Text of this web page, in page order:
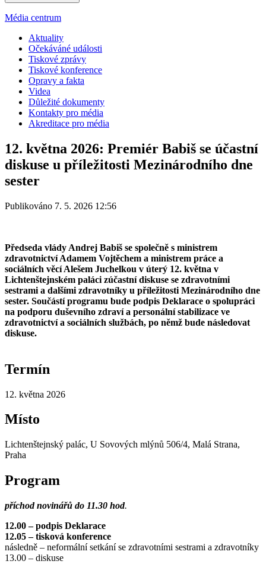
Média centrum
Aktuality
Očekáváné události
Tiskové zprávy
Tiskové konference
Opravy a fakta
Videa
Důležité dokumenty
Kontakty pro média
Akreditace pro média
12. května 2026: Premiér Babiš se účastní
diskuse u příležitosti Mezinárodního dne
sester
Publikováno 7. 5. 2026 12:56
Předseda vlády Andrej Babiš se společně s ministrem
zdravotnictví Adamem Vojtěchem a ministrem práce a
sociálních věcí Alešem Juchelkou v úterý 12. května v
Lichtenštejnském paláci zúčastní diskuse se zdravotními
sestrami a dalšími zdravotníky u příležitosti Mezinárodního dne
sester. Součástí programu bude podpis Deklarace o spolupráci
na podporu duševního zdraví a personální stabilizace ve
zdravotnictví a sociálních službách, po němž bude následovat
diskuse.
Termín
12. května 2026
Místo
Lichtenštejnský palác, U Sovových mlýnů 506/4, Malá Strana,
Praha
Program
příchod novinářů do 11.30 hod.
12.00 – podpis Deklarace
12.05 – tisková konference
následně – neformální setkání se zdravotními sestrami a zdravotníky
13.00 – diskuse